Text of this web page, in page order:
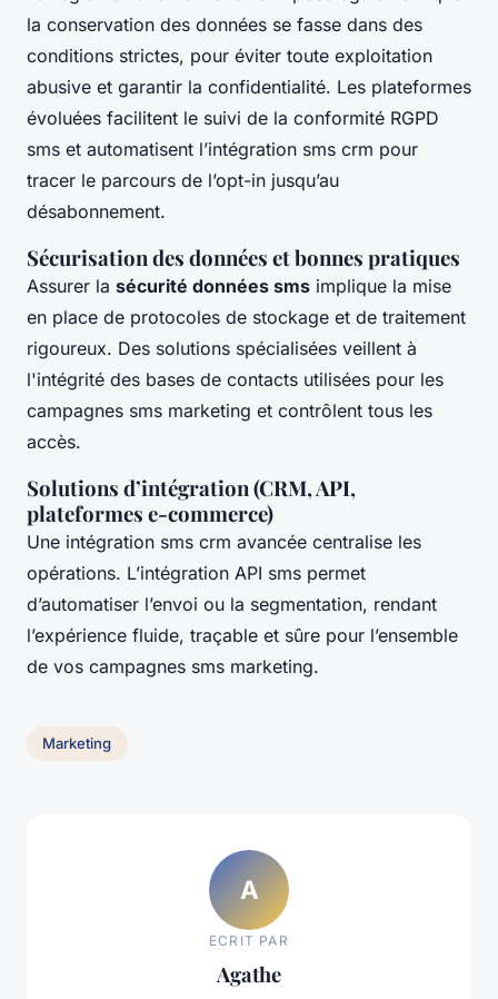
la conservation des données se fasse dans des
conditions strictes, pour éviter toute exploitation
abusive et garantir la confidentialité. Les plateformes
évoluées facilitent le suivi de la conformité RGPD
sms et automatisent l’intégration sms crm pour
tracer le parcours de l’opt-in jusqu’au
désabonnement.
Sécurisation des données et bonnes pratiques
Assurer la sécurité données sms implique la mise
en place de protocoles de stockage et de traitement
rigoureux. Des solutions spécialisées veillent à
l'intégrité des bases de contacts utilisées pour les
campagnes sms marketing et contrôlent tous les
accès.
Solutions d’intégration (CRM, API,
plateformes e-commerce)
Une intégration sms crm avancée centralise les
opérations. L’intégration API sms permet
d’automatiser l’envoi ou la segmentation, rendant
l’expérience fluide, traçable et sûre pour l’ensemble
de vos campagnes sms marketing.
Marketing
A
ECRIT PAR
Agathe